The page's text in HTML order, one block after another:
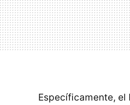
Específicamente, el